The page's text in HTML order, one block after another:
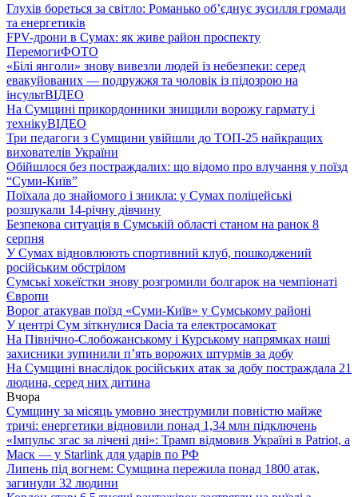
Глухів бореться за світло: Романько об’єднує зусилля громади
та енергетиків
FPV-дрони в Сумах: як живе район проспекту
ПеремогиФОТО
«Білі янголи» знову вивезли людей із небезпеки: серед
евакуйованих — подружжя та чоловік із підозрою на
інсультВІДЕО
На Сумщині прикордонники знищили ворожу гармату і
технікуВІДЕО
Три педагоги з Сумщини увійшли до ТОП-25 найкращих
вихователів України
Обійшлося без постраждалих: що відомо про влучання у поїзд
“Суми-Київ”
Поїхала до знайомого і зникла: у Сумах поліцейські
розшукали 14-річну дівчину
Безпекова ситуація в Сумській області станом на ранок 8
серпня
У Сумах відновлюють спортивний клуб, пошкоджений
російським обстрілом
Сумські хокеїстки знову розгромили болгарок на чемпіонаті
Європи
Ворог атакував поїзд «Суми-Київ» у Сумському районі
У центрі Сум зіткнулися Dacia та електросамокат
На Північно-Слобожанському і Курському напрямках наші
захисники зупинили п’ять ворожих штурмів за добу
На Сумщині внаслідок російських атак за добу постраждала 21
людина, серед них дитина
Вчора
Сумщину за місяць умовно знеструмили повністю майже
тричі: енергетики відновили понад 1,34 млн підключень
«Імпульс згас за лічені дні»: Трамп відмовив Україні в Patriot, а
Маск — у Starlink для ударів по РФ
Липень під вогнем: Сумщина пережила понад 1800 атак,
загинули 32 людини